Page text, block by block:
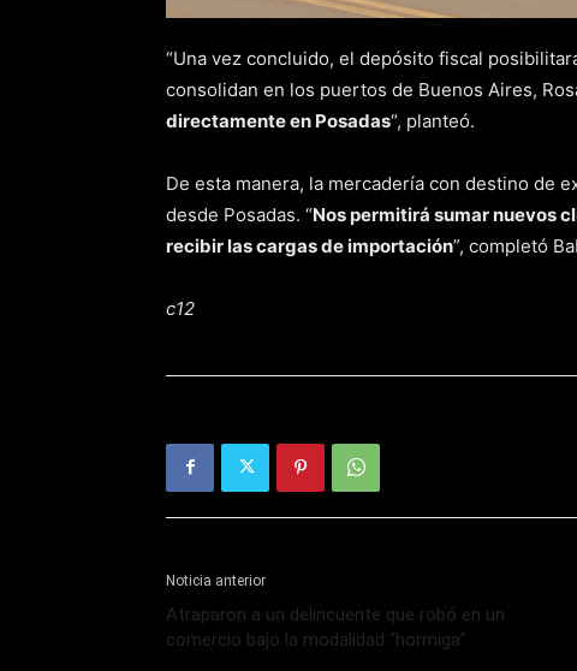
“Una vez concluido, el depósito fiscal
consolidan en los puertos de Buenos Aires,
directamente en Posadas“, planteó.
De esta manera, la mercadería con destino de
desde Posadas. “Nos permitirá sumar nuevos
recibir las cargas de importación”, completó
c12
Noticia anterior
Atraparon a un delincuente que robó en un
comercio bajo la modalidad “hormiga”